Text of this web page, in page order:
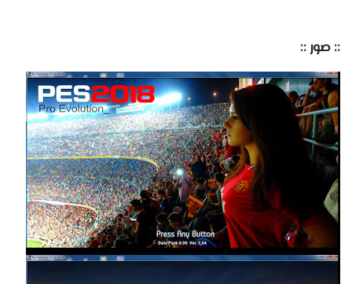
:: صور ::